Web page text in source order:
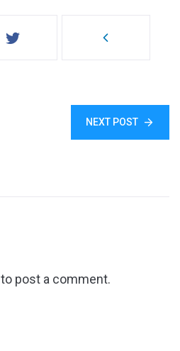
NEXT POST
to post a comment.